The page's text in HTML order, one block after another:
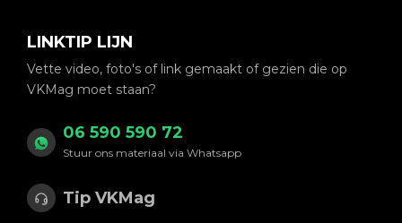
LINKTIP LIJN
Vette video, foto's of link gemaakt of gezien die op
VKMag moet staan?
06 590 590 72
Stuur ons materiaal via Whatsapp
Tip VKMag